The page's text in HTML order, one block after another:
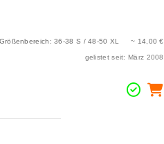
Größenbereich: 36-38 S / 48-50 XL ~ 14,00 €
gelistet seit: März 2008